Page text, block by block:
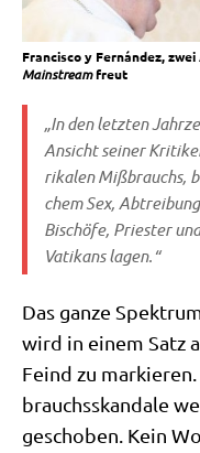
Fran­cis­co y Fernán­dez,
Main­streamfreut
„In den letz­ten
Ansicht sei­ner
ri­ka­len Miß­brauchs,
chem Sex,
Bischö­fe, Prie­ster
Vati­kans lagen.“
Das gan­ze
wird in einem Satz
Feind zu
brauchs­skan­da­le
gescho­ben. Kein